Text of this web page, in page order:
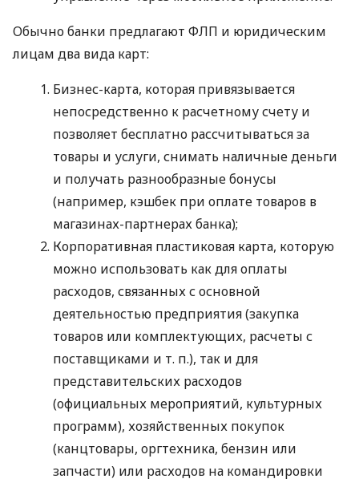
Обычно банки предлагают ФЛП и юридическим
лицам два вида карт:
Бизнес-карта, которая привязывается
непосредственно к расчетному счету и
позволяет бесплатно рассчитываться за
товары и услуги, снимать наличные деньги
и получать разнообразные бонусы
(например, кэшбек при оплате товаров в
магазинах-партнерах банка);
Корпоративная пластиковая карта, которую
можно использовать как для оплаты
расходов, связанных с основной
деятельностью предприятия (закупка
товаров или комплектующих, расчеты с
поставщиками и т. п.), так и для
представительских расходов
(официальных мероприятий, культурных
программ), хозяйственных покупок
(канцтовары, оргтехника, бензин или
запчасти) или расходов на командировки